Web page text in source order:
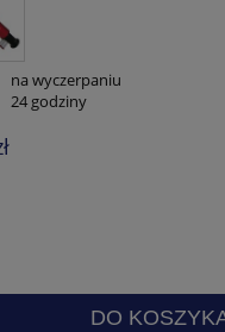
na wyczerpaniu
24 godziny
DO